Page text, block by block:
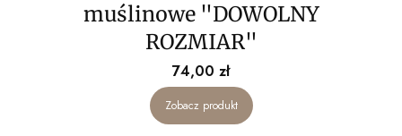
muślinowe "DOWOLNY
ROZMIAR"
Cena
74,00 zł
Zobacz produkt